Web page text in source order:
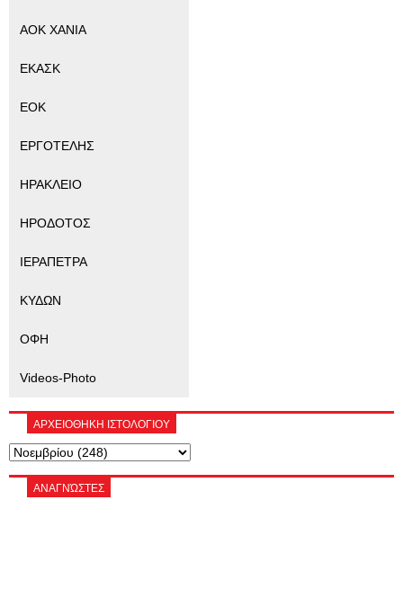
ΑΟΚ ΧΑΝΙΑ
ΕΚΑΣΚ
ΕΟΚ
ΕΡΓΟΤΕΛΗΣ
ΗΡΑΚΛΕΙΟ
ΗΡΟΔΟΤΟΣ
ΙΕΡΑΠΕΤΡΑ
ΚΥΔΩΝ
ΟΦΗ
Videos-Photo
ΑΡΧΕΙΟΘΗΚΗ ΙΣΤΟΛΟΓΙΟΥ
ΑΝΑΓΝΏΣΤΕΣ